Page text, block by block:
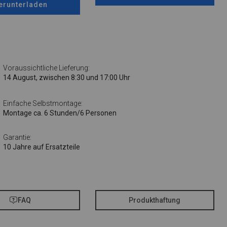
Voraussichtliche Lieferung:
14 August, zwischen 8:30 und 17:00 Uhr
Einfache Selbstmontage:
Montage ca. 6 Stunden/6 Personen
Garantie:
10 Jahre auf Ersatzteile
FAQ Produkthaftung